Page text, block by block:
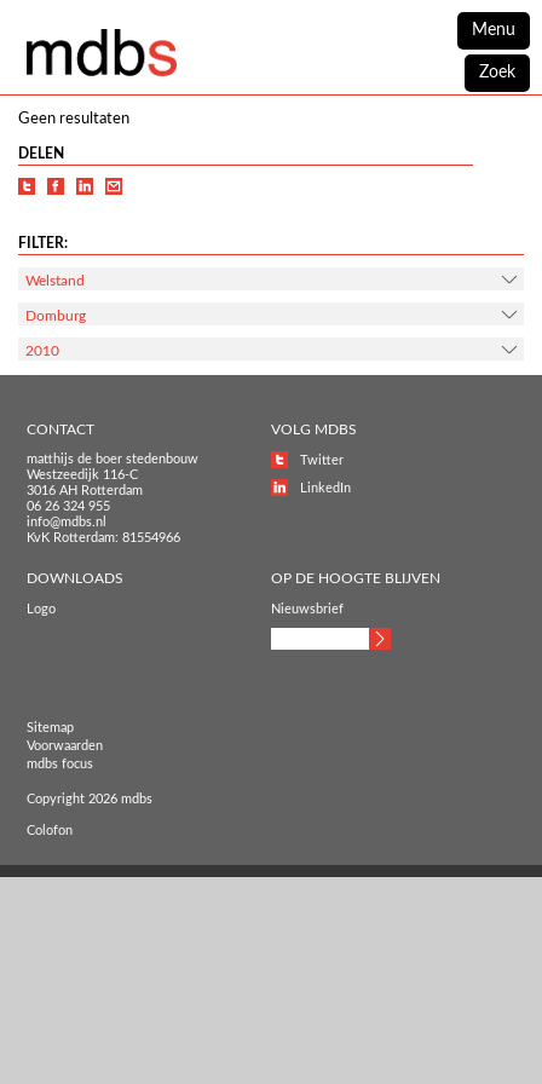
Menu
Zoek
Geen resultaten
DELEN
FILTER:
Welstand
Domburg
2010
CONTACT
matthijs de boer stedenbouw
Westzeedijk 116-C
3016 AH Rotterdam
06 26 324 955
info@mdbs.nl
KvK Rotterdam: 81554966
VOLG MDBS
Twitter
LinkedIn
DOWNLOADS
Logo
OP DE HOOGTE BLIJVEN
Nieuwsbrief
Sitemap
Voorwaarden
mdbs focus
Copyright 2026 mdbs
Colofon